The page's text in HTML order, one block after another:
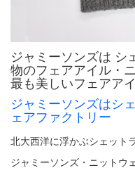
ジャミーソンズは シ
物のフェアアイル・
最も美しいフェアア
ジャミーソンズはシ
ェアファクトリー
北大西洋に浮かぶシェット
ジャミーソンズ・ニットウ